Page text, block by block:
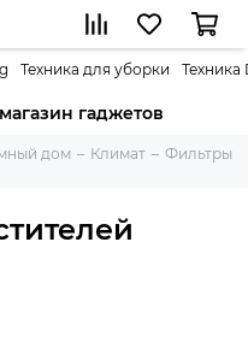
Техника для уборки Техника
гаджетов
дом Климат
Фильтры